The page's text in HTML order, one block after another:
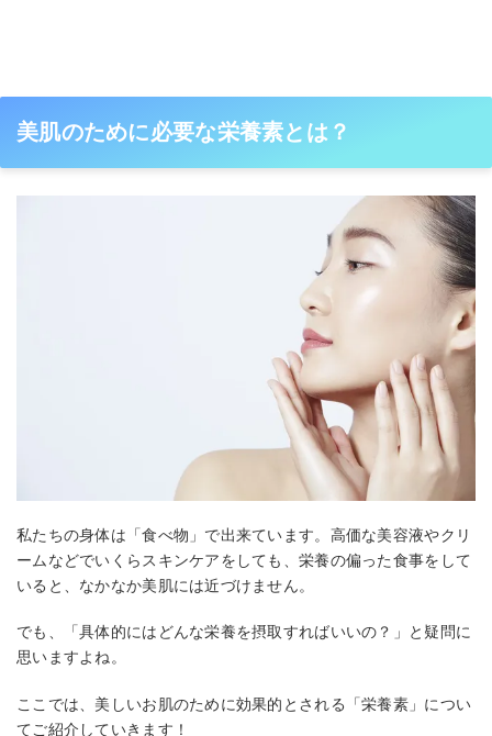
美肌のために必要な栄養素とは？
私たちの身体は「食べ物」で出来ています。高価な美容液やクリ
ームなどでいくらスキンケアをしても、栄養の偏った食事をして
いると、なかなか美肌には近づけません。
でも、「具体的にはどんな栄養を摂取すればいいの？」と疑問に
思いますよね。
ここでは、美しいお肌のために効果的とされる「栄養素」につい
てご紹介していきます！